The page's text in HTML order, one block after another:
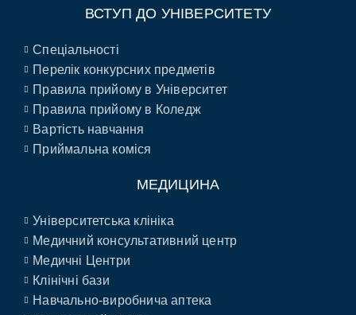
ВСТУП ДО УНІВЕРСИТЕТУ
Спеціальності
Перелік конкурсних предметів
Правила прийому в Університет
Правила прийому в Коледж
Вартість навчання
Приймальна коміся
МЕДИЦИНА
Університетська клініка
Медичний консультативний центр
Медичні Центри
Клінічні бази
Навчально-виробнича аптека